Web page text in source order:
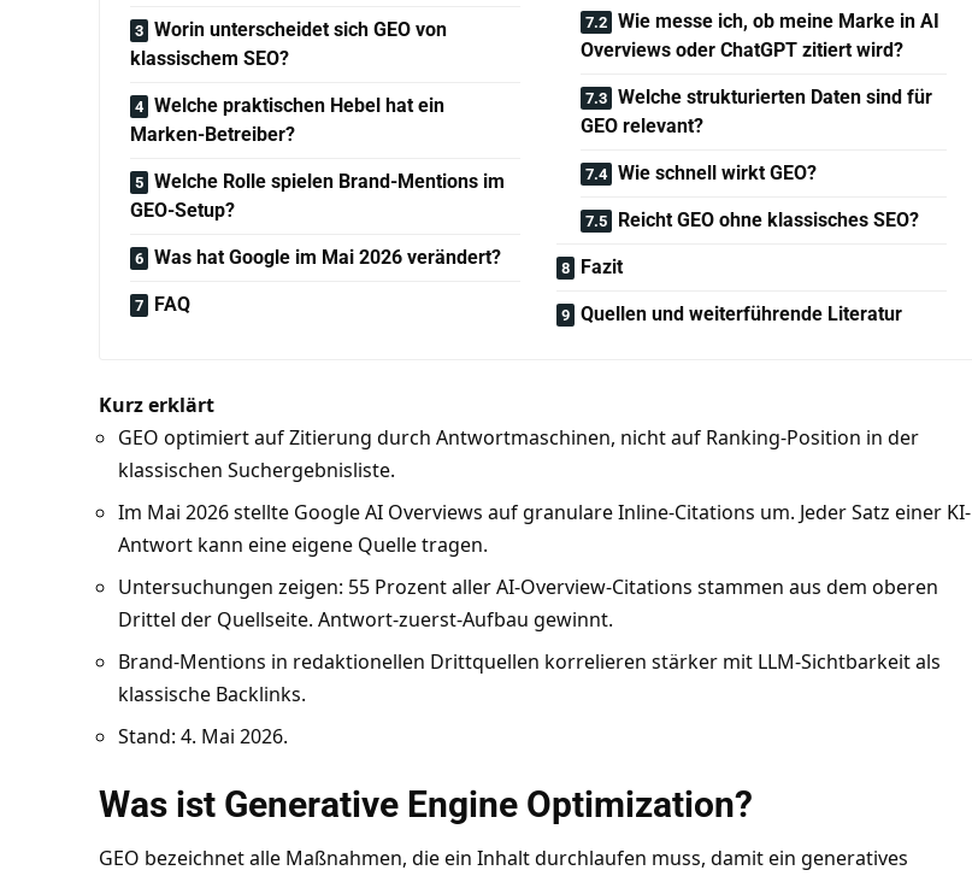
Worin unterscheidet sich GEO von
klassischem SEO?
Welche praktischen Hebel hat ein
Marken-Betreiber?
Welche Rolle spielen Brand-Mentions im
GEO-Setup?
Was hat Google im Mai 2026 verändert?
FAQ
Wie messe ich, ob meine Marke in AI
Overviews oder ChatGPT zitiert wird?
Welche strukturierten Daten sind für
GEO relevant?
Wie schnell wirkt GEO?
Reicht GEO ohne klassisches SEO?
Fazit
Quellen und weiterführende Literatur
Kurz erklärt
GEO optimiert auf Zitierung durch Antwortmaschinen, nicht auf Ranking-Position in der
klassischen Suchergebnisliste.
Im Mai 2026 stellte Google AI Overviews auf granulare Inline-Citations um. Jeder Satz einer KI-
Antwort kann eine eigene Quelle tragen.
Untersuchungen zeigen: 55 Prozent aller AI-Overview-Citations stammen aus dem oberen
Drittel der Quellseite. Antwort-zuerst-Aufbau gewinnt.
Brand-Mentions in redaktionellen Drittquellen korrelieren stärker mit LLM-Sichtbarkeit als
klassische Backlinks.
Stand: 4. Mai 2026.
Was ist Generative Engine Optimization?
GEO bezeichnet alle Maßnahmen, die ein Inhalt durchlaufen muss, damit ein generatives